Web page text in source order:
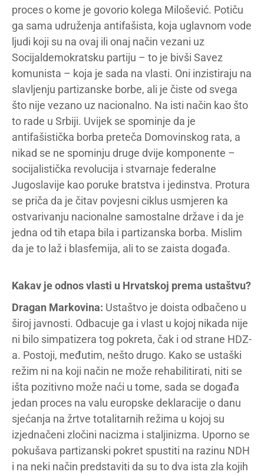
proces o kome je govorio kolega Milošević. Potiču
ga sama udruženja antifašista, koja uglavnom vode
ljudi koji su na ovaj ili onaj način vezani uz
Socijaldemokratsku partiju – to je bivši Savez
komunista – koja je sada na vlasti. Oni inzistiraju na
slavljenju partizanske borbe, ali je čiste od svega
što nije vezano uz nacionalno. Na isti način kao što
to rade u Srbiji. Uvijek se spominje da je
antifašistička borba preteča Domovinskog rata, a
nikad se ne spominju druge dvije komponente –
socijalistička revolucija i stvarnaje federalne
Jugoslavije kao poruke bratstva i jedinstva. Protura
se priča da je čitav povjesni ciklus usmjeren ka
ostvarivanju nacionalne samostalne države i da je
jedna od tih etapa bila i partizanska borba. Mislim
da je to laž i blasfemija, ali to se zaista događa.
Kakav je odnos vlasti u Hrvatskoj prema ustaštvu?
Dragan Markovina: Ustaštvo je doista odbačeno u
široj javnosti. Odbacuje ga i vlast u kojoj nikada nije
ni bilo simpatizera tog pokreta, čak i od strane HDZ-
a. Postoji, međutim, nešto drugo. Kako se ustaški
režim ni na koji način ne može rehabilitirati, niti se
išta pozitivno može naći u tome, sada se događa
jedan proces na valu europske deklaracije o danu
sjećanja na žrtve totalitarnih režima u kojoj su
izjednačeni zločini nacizma i staljinizma. Uporno se
pokušava partizanski pokret spustiti na razinu NDH
i na neki način predstaviti da su to dva ista zla kojih